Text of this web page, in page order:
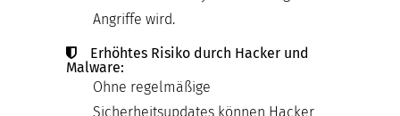
Angriffe wird.
Erhöhtes Risiko durch Hacker und
Malware:
Ohne regelmäßige
Sicherheitsupdates können Hacker